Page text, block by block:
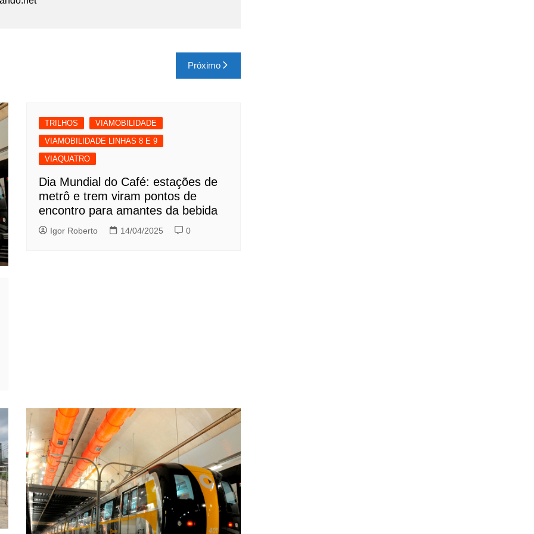
Próximo
TRILHOS
VIAMOBILIDADE
VIAMOBILIDADE LINHAS 8 E 9
VIAQUATRO
Dia Mundial do Café: estações de
metrô e trem viram pontos de
encontro para amantes da bebida
Igor Roberto 14/04/2025 0